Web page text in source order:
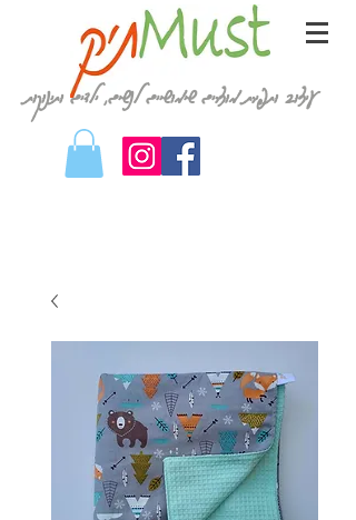
עיצוב ותפירת מוצרים שימושיים לנשים, ילדים ותינוקות